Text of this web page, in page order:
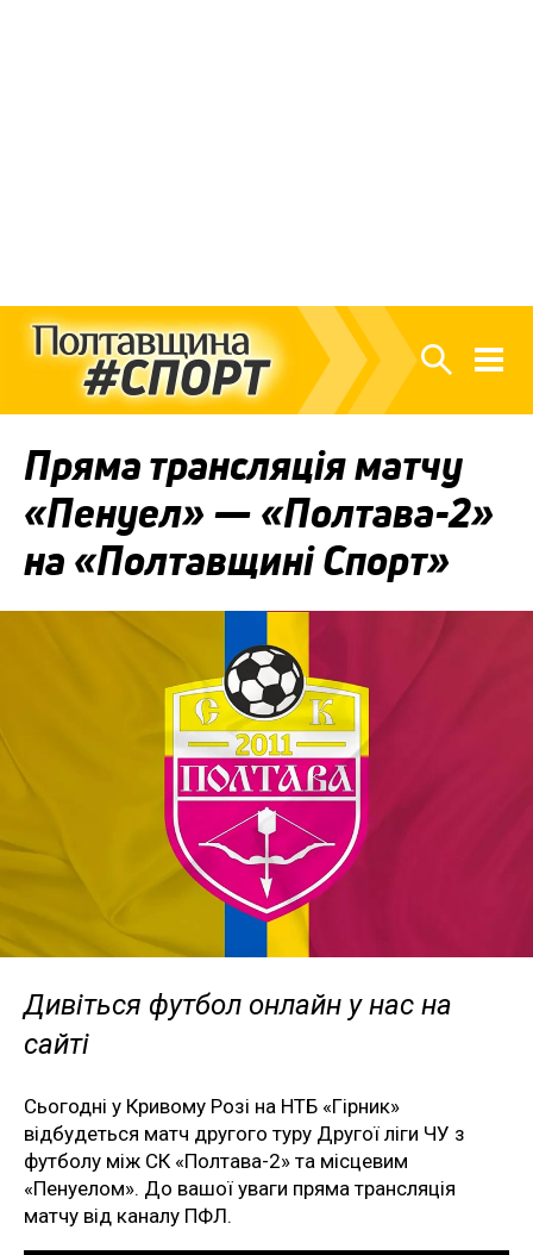
Пряма трансляція матчу
«Пенуел» — «Полтава-2»
на «Полтавщині Спорт»
Дивіться футбол онлайн у нас на
сайті
Сьогодні у Кривому Розі на НТБ «Гірник»
відбудеться матч другого туру Другої ліги ЧУ з
футболу між СК «Полтава-2» та місцевим
«Пенуелом». До вашої уваги пряма трансляція
матчу від каналу ПФЛ.